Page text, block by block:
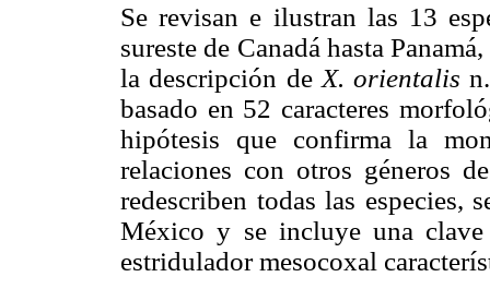
Se revisan e ilustran las 13
sureste de Canadá hasta
la descripción de X. orientalis
basado en 52 caracteres
hipótesis que confirma la
relaciones con otros géneros
redescriben todas las especies,
México y se incluye una
estridulador mesocoxal